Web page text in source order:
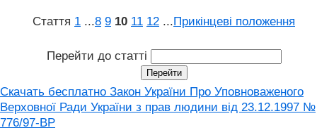
Стаття 1 ...8 9 10 11 12 ...Прикінцеві положення
Перейти до статті
Скачать бесплатно Закон України Про Уповноваженого
Верховної Ради України з прав людини вiд 23.12.1997 №
776/97-ВР